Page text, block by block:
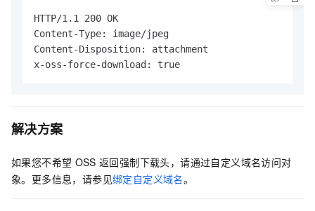
HTTP/1.1 200 OK
Content-Type: image/jpeg
Content-Disposition: attachment
x-oss-force-download: true
解决方案
如果您不希望 OSS 返回强制下载头，请通过自定义域名访问对
象。更多信息，请参见绑定自定义域名。